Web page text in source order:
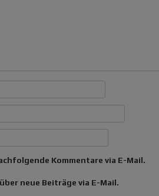
Kommentare via E-Mail.
neue Beiträge via E-Mail.